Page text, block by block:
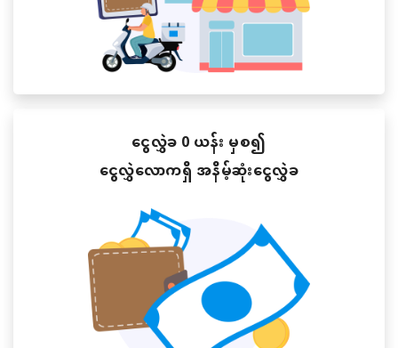
ငွေလွှဲခ 0 ယန်း မှစ၍
ငွေလွှဲလောကရှိ အနိမ့်ဆုံးငွေလွှဲခ